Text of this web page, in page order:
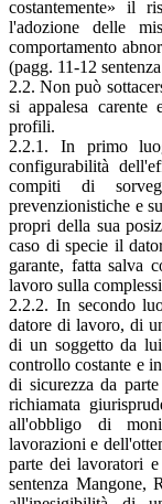
costantemente» il
l'adozione delle
comportamento
(pagg. 11-12
2.2. Non può
si appalesa carente
profili.
2.2.1. In primo
configurabilità
compiti di
prevenzionistiche e
propri della sua
caso di specie il
garante, fatta salva
lavoro sulla
2.2.2. In secondo
datore di lavoro, di
di un soggetto da
controllo costante e
di sicurezza da
richiamata
all'obbligo di
lavorazioni e
parte dei lavoratori
sentenza Mangone,